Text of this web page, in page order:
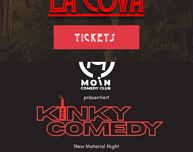
Tickets